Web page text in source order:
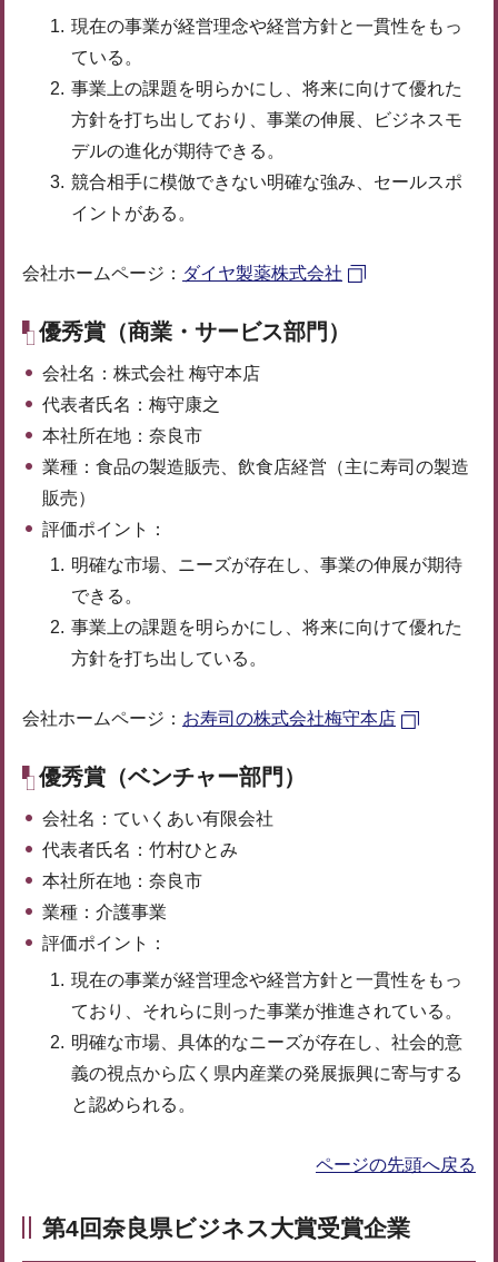
現在の事業が経営理念や経営方針と一貫性をもっ
ている。
事業上の課題を明らかにし、将来に向けて優れた
方針を打ち出しており、事業の伸展、ビジネスモ
デルの進化が期待できる。
競合相手に模倣できない明確な強み、セールスポ
イントがある。
会社ホームページ： ダイヤ製薬株式会社
優秀賞（商業・サービス部門）
会社名：株式会社 梅守本店
代表者氏名：梅守康之
本社所在地：奈良市
業種：食品の製造販売、飲食店経営（主に寿司の製造
販売）
評価ポイント：
明確な市場、ニーズが存在し、事業の伸展が期待
できる。
事業上の課題を明らかにし、将来に向けて優れた
方針を打ち出している。
会社ホームページ： お寿司の株式会社梅守本店
優秀賞（ベンチャー部門）
会社名：ていくあい有限会社
代表者氏名：竹村ひとみ
本社所在地：奈良市
業種：介護事業
評価ポイント：
現在の事業が経営理念や経営方針と一貫性をもっ
ており、それらに則った事業が推進されている。
明確な市場、具体的なニーズが存在し、社会的意
義の視点から広く県内産業の発展振興に寄与する
と認められる。
ページの先頭へ戻る
第4回奈良県ビジネス大賞受賞企業